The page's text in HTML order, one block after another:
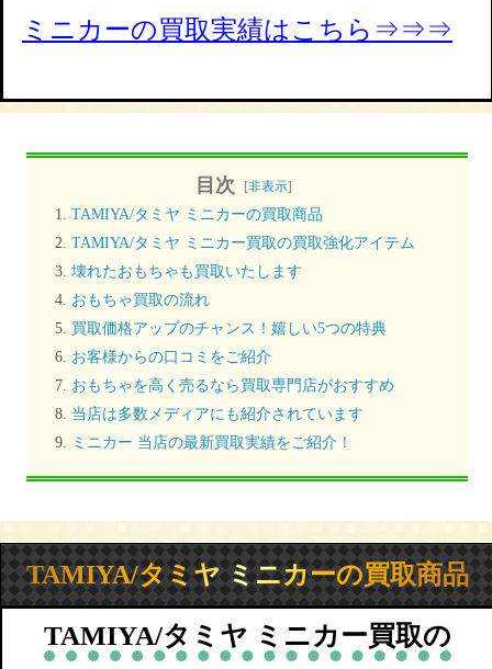
ミニカーの買取実績はこちら⇒⇒⇒
目次 [非表示]
TAMIYA/タミヤ ミニカーの買取商品
TAMIYA/タミヤ ミニカー買取の買取強化アイテム
壊れたおもちゃも買取いたします
おもちゃ買取の流れ
買取価格アップのチャンス！嬉しい5つの特典
お客様からの口コミをご紹介
おもちゃを高く売るなら買取専門店がおすすめ
当店は多数メディアにも紹介されています
ミニカー 当店の最新買取実績をご紹介！
TAMIYA/タミヤ ミニカーの買取商品
TAMIYA/タミヤ ミニカー買取の